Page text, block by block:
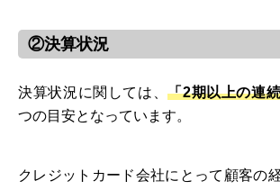
②決算状況
決算状況に関しては、「2期以上の連
つの目安となっています。
クレジットカード会社にとって顧客の